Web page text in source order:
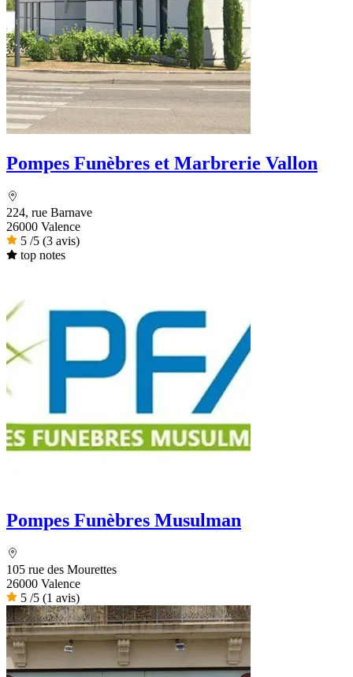
Pompes Funèbres et Marbrerie Vallon
224, rue Barnave
26000 Valence
5 /5 (3 avis)
top notes
Pompes Funèbres Musulman
105 rue des Mourettes
26000 Valence
5 /5 (1 avis)